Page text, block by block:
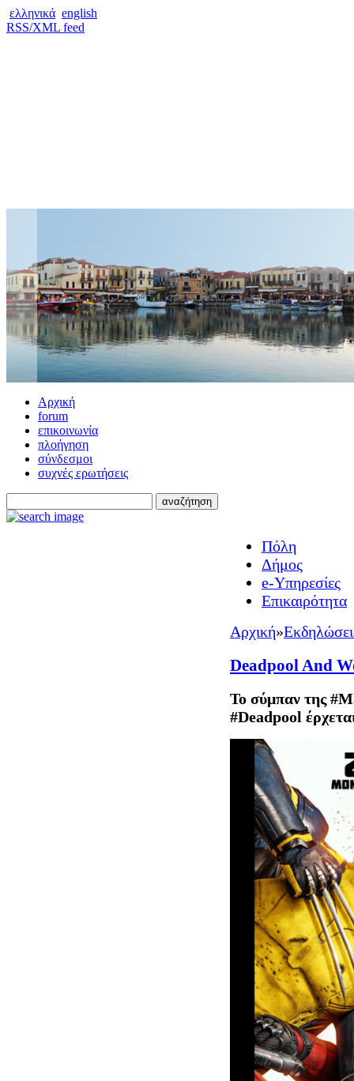
ελληνικά english
RSS/XML feed
Αρχική
forum
επικοινωνία
πλοήγηση
σύνδεσμοι
συχνές ερωτήσεις
Πόλη
Δήμος
e-Υπηρεσίες
Επικαιρότητα
Αρχική»
Deadpool And
Το σύμπαν της
#Deadpool